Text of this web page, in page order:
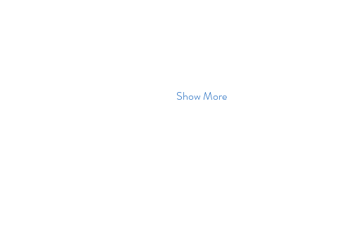
Show More